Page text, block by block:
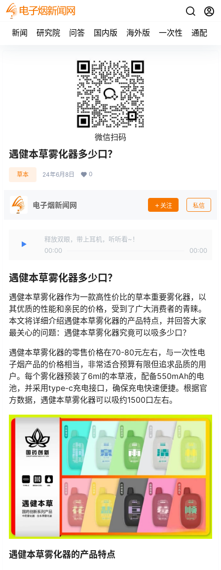
新闻 研究院 问答 国内版 海外版 一次性 通配
微信扫码
遇健本草雾化器多少口？
草本 24年6月8日 0
电子烟新闻网 关注 私信
释放双眼，带上耳机，听听看~！
00:00
00:00
遇健本草雾化器多少口？
遇健本草雾化器作为一款高性价比的草本重要雾化器，以
其优质的性能和亲民的价格，受到了广大消费者的青睐。
本文将详细介绍遇健本草雾化器的产品特点，并回答大家
最关心的问题：遇健本草雾化器究竟可以吸多少口？
遇健本草雾化器的零售价格在70-80元左右，与一次性电
子烟产品的价格相当，非常适合预算有限但追求品质的用
户。每个雾化器预装了6ml的本草液，配备550mAh的电
池，并采用type-c充电接口，确保充电快速便捷。根据官
方数据，遇健本草雾化器可以吸约1500口左右。
遇健本草雾化器的产品特点